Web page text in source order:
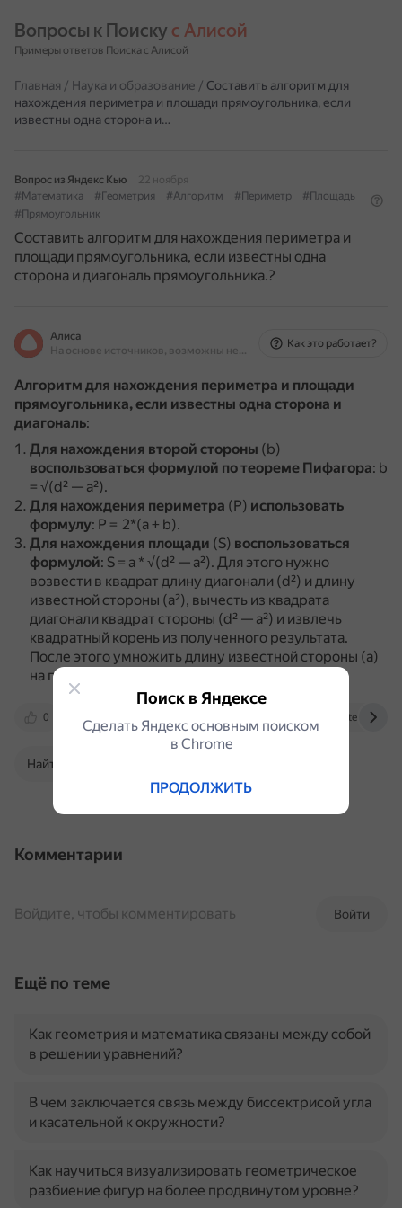
Вопросы к Поиску с Алисой
Примеры ответов Поиска с Алисой
Главная / Наука и образование / Составить алгоритм для
нахождения периметра и площади прямоугольника, если
известны одна сторона и…
Вопрос из Яндекс Кью
22 ноября
#Математика
#Геометрия #Алгоритм #Периметр
#Площадь
#Прямоугольник
Составить алгоритм для нахождения периметра и
площади прямоугольника, если известны одна
сторона и диагональ прямоугольника.?
Алиса
На основе источников, возможны неточности
Как это работает?
Алгоритм для нахождения периметра и площади
прямоугольника, если известны одна сторона и
диагональ:
Для нахождения второй стороны (b)
воспользоваться формулой по теореме Пифагора: b
= √(d² — a²).
Для нахождения периметра (Р) использовать
формулу: Р = 2*(a + b).
Для нахождения площади (S) воспользоваться
формулой: S = a * √(d² — a²). Для этого нужно
возвести в квадрат длину диагонали (d²) и длину
известной стороны (a²), вычесть из квадрата
диагонали квадрат стороны (d² — a²) и извлечь
квадратный корень из полученного результата.
После этого умножить длину известной стороны (a)
на полученное значение корня.
0 yukhym.com telegra.ph
Найти в Поиске
Комментарии
Войти
Войдите, чтобы комментировать
Ещё по теме
Как геометрия и математика связаны между собой
в решении уравнений?
В чем заключается связь между биссектрисой угла
и касательной к окружности?
Как научиться визуализировать геометрическое
разбиение фигур на более продвинутом уровне?
Поиск в Яндексе
Сделать Яндекс основным поиском
в Сhrome
ПРОДОЛЖИТЬ